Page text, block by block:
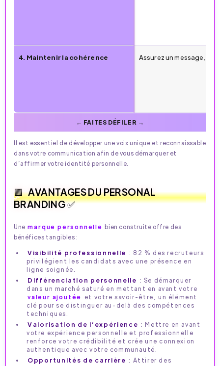
4. Maintenir la cohérence Assurez un message, un
Il est essentiel de développer une voix unique et reconnaissable
dans votre communication afin de vous démarquer et
d’affirmer votre identité personnelle.
AVANTAGES DU PERSONAL
BRANDING ✅
Une marque personnelle bien construite offre des
bénéfices tangibles :
Visibilité professionnelle : 82 % des recruteurs
privilégient les candidats avec une présence en
ligne soignée.
Différenciation personnelle : Se démarquer
dans un marché saturé en mettant en avant votre
valeur ajoutée et votre savoir-être, un élément
clé pour se distinguer au-delà des compétences
techniques.
Valorisation de l’expérience : Mettre en avant
votre expérience personnelle et professionnelle
renforce votre crédibilité et crée une connexion
authentique avec votre communauté.
Opportunités de carrière : Attirer des